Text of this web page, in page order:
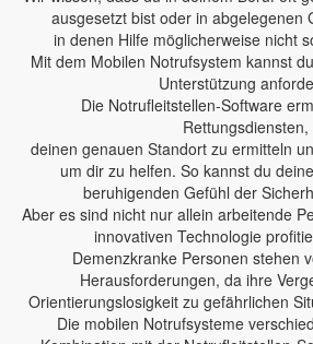
ausgesetzt bist oder in abgelegenen
in denen Hilfe möglicherweise nicht
Mit dem Mobilen Notrufsystem kannst
Unterstützung
Die Notrufleitstellen-Software
Rettungsdiensten,
deinen genauen Standort zu ermitteln
um dir zu helfen. So kannst du
beruhigenden Gefühl der
Aber es sind nicht nur allein arbeitende
innovativen Technologie
Demenzkranke Personen stehen
Herausforderungen, da ihre
Orientierungslosigkeit zu gefährlichen
Die mobilen Notrufsysteme